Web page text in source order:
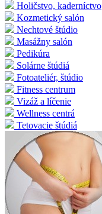
Holičstvo, kaderníctvo
Kozmetický salón
Nechtové štúdio
Masážny salón
Pedikúra
Solárne štúdiá
Fotoateliér, štúdio
Fitness centrum
Vizáž a líčenie
Wellness centrá
Tetovacie štúdiá